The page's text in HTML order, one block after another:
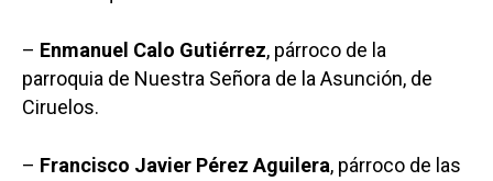
– Enmanuel Calo Gutiérrez, párroco de la
parroquia de Nuestra Señora de la Asunción, de
Ciruelos.
– Francisco Javier Pérez Aguilera, párroco de las